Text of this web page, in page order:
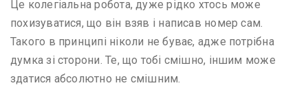
Це колегіальна робота, дуже рідко хтось може
похизуватися, що він взяв і написав номер сам.
Такого в принципі ніколи не буває, адже потрібна
думка зі сторони. Те, що тобі смішно, іншим може
здатися абсолютно не смішним.